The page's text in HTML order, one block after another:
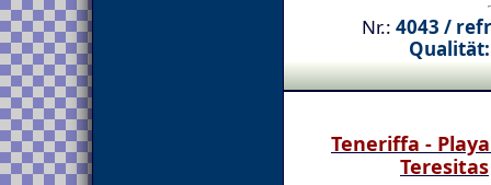
Nr.: 4043 /
Teneriffa -
Teresitas